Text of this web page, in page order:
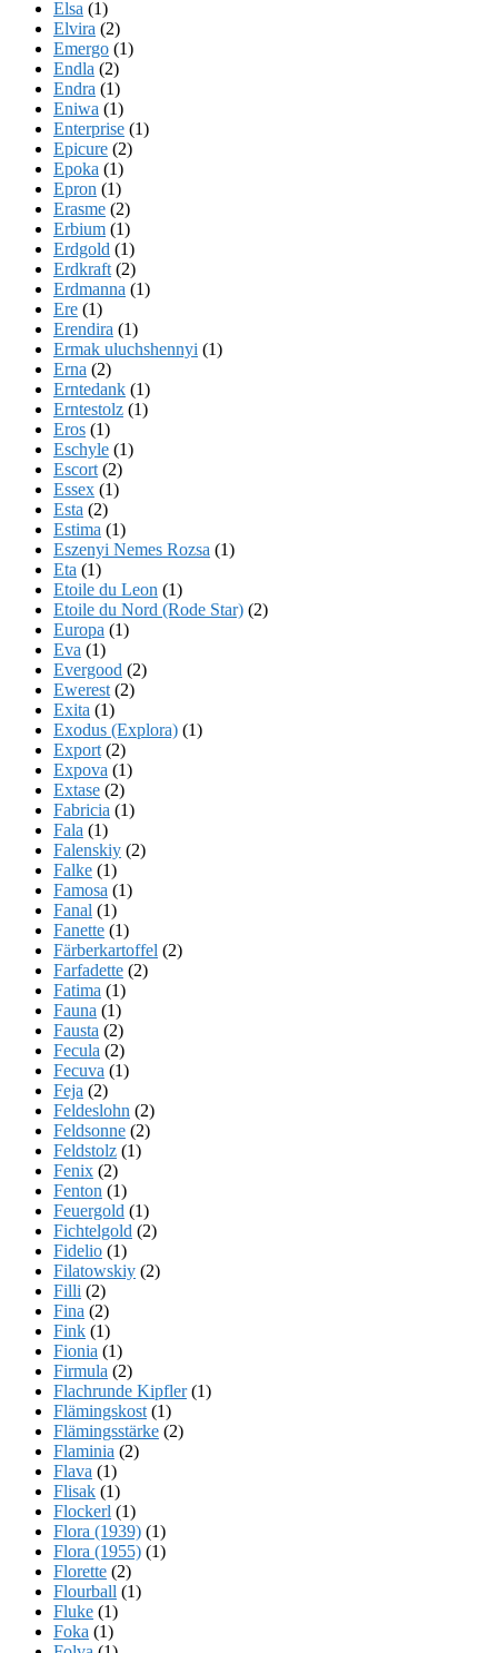
Elsa (1)
Elvira (2)
Emergo (1)
Endla (2)
Endra (1)
Eniwa (1)
Enterprise (1)
Epicure (2)
Epoka (1)
Epron (1)
Erasme (2)
Erbium (1)
Erdgold (1)
Erdkraft (2)
Erdmanna (1)
Ere (1)
Erendira (1)
Ermak uluchshennyi (1)
Erna (2)
Erntedank (1)
Erntestolz (1)
Eros (1)
Eschyle (1)
Escort (2)
Essex (1)
Esta (2)
Estima (1)
Eszenyi Nemes Rozsa (1)
Eta (1)
Etoile du Leon (1)
Etoile du Nord (Rode Star) (2)
Europa (1)
Eva (1)
Evergood (2)
Ewerest (2)
Exita (1)
Exodus (Explora) (1)
Export (2)
Expova (1)
Extase (2)
Fabricia (1)
Fala (1)
Falenskiy (2)
Falke (1)
Famosa (1)
Fanal (1)
Fanette (1)
Färberkartoffel (2)
Farfadette (2)
Fatima (1)
Fauna (1)
Fausta (2)
Fecula (2)
Fecuva (1)
Feja (2)
Feldeslohn (2)
Feldsonne (2)
Feldstolz (1)
Fenix (2)
Fenton (1)
Feuergold (1)
Fichtelgold (2)
Fidelio (1)
Filatowskiy (2)
Filli (2)
Fina (2)
Fink (1)
Fionia (1)
Firmula (2)
Flachrunde Kipfler(1)
Flämingskost (1)
Flämingsstärke (2)
Flaminia (2)
Flava (1)
Flisak (1)
Flockerl (1)
Flora (1939) (1)
Flora (1955) (1)
Florette (2)
Flourball (1)
Fluke (1)
Foka (1)